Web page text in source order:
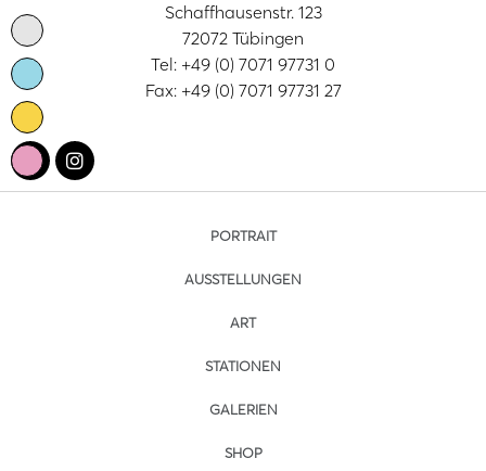
Schaffhausenstr. 123
72072 Tübingen
Tel: +49 (0) 7071 97731 0
Fax: +49 (0) 7071 97731 27
PORTRAIT
AUSSTELLUNGEN
ART
STATIONEN
GALERIEN
SHOP